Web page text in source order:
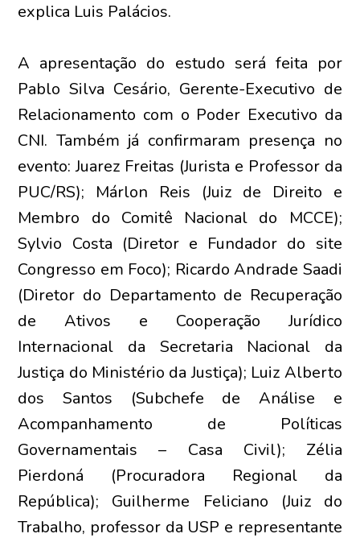
explica Luis Palácios.
A apresentação do estudo será feita por
Pablo Silva Cesário, Gerente-Executivo de
Relacionamento com o Poder Executivo da
CNI. Também já confirmaram presença no
evento: Juarez Freitas (Jurista e Professor da
PUC/RS); Márlon Reis (Juiz de Direito e
Membro do Comitê Nacional do MCCE);
Sylvio Costa (Diretor e Fundador do site
Congresso em Foco); Ricardo Andrade Saadi
(Diretor do Departamento de Recuperação
de Ativos e Cooperação Jurídico
Internacional da Secretaria Nacional da
Justiça do Ministério da Justiça); Luiz Alberto
dos Santos (Subchefe de Análise e
Acompanhamento de Políticas
Governamentais – Casa Civil); Zélia
Pierdoná (Procuradora Regional da
República); Guilherme Feliciano (Juiz do
Trabalho, professor da USP e representante